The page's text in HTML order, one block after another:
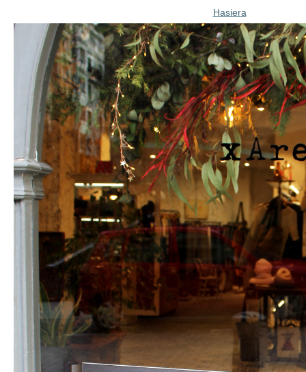
Hasiera